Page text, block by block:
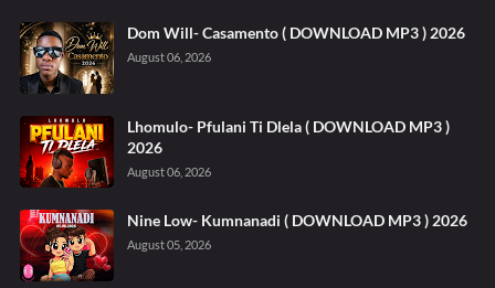
Dom Will- Casamento ( DOWNLOAD MP3 ) 2026
August 06, 2026
Lhomulo- Pfulani Ti Dlela ( DOWNLOAD MP3 )
2026
August 06, 2026
Nine Low- Kumnanadi ( DOWNLOAD MP3 ) 2026
August 05, 2026